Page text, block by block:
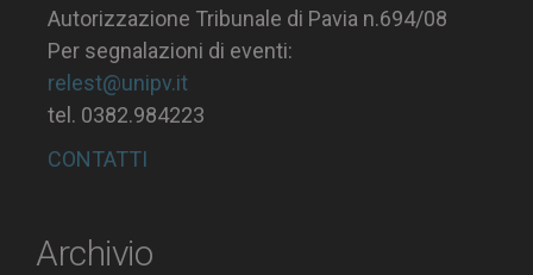
Autorizzazione Tribunale di Pavia n.694/08
Per segnalazioni di eventi:
relest@unipv.it
tel. 0382.984223
CONTATTI
Archivio